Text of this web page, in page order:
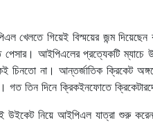
খেলতে গিয়েই বিস্ময়ের জন্ম
পেসার। আইপিএলের প্রত্যেকটি
না। আন্তর্জাতিক ক্রিকেট
তিন দিনে ক্রিকইনফোতে
দুই উইকেট নিয়ে আইপিএল যাত্রা শুরু